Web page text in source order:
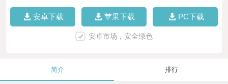
安卓下载 苹果下载 PC下载
安卓市场，安全绿色
简介 排行